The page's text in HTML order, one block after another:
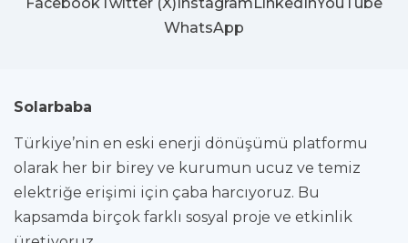
WhatsApp
Solarbaba
Türkiye’nin en eski enerji dönüşümü platformu
olarak her bir birey ve kurumun ucuz ve temiz
elektriğe erişimi için çaba harcıyoruz. Bu
kapsamda birçok farklı sosyal proje ve etkinlik